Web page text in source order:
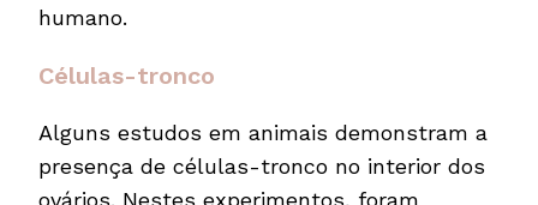
humano.
Células-tronco
Alguns estudos em animais demonstram a
presença de células-tronco no interior dos
ovários. Nestes experimentos, foram